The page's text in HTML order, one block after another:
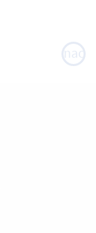
nach
oben